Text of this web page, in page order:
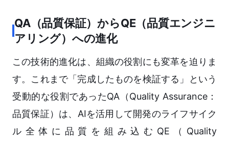
QA（品質保証）からQE（品質エンジニ
アリング）への進化
この技術的進化は、組織の役割にも変革を迫りま
す。これまで「完成したものを検証する」という
受動的な役割であったQA（Quality Assurance：
品質保証）は、AIを活用して開発のライフサイク
ル全体に品質を組み込むQE（Quality